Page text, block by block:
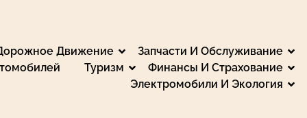
Движение
Запчасти И Обслуживание
Туризм
Финансы И Страхование
Электромобили И Экология